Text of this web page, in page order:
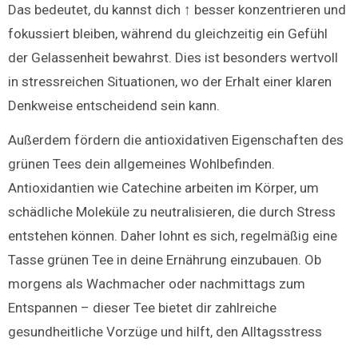
Das bedeutet, du kannst dich ↑ besser konzentrieren und
fokussiert bleiben, während du gleichzeitig ein Gefühl
der Gelassenheit bewahrst. Dies ist besonders wertvoll
in stressreichen Situationen, wo der Erhalt einer klaren
Denkweise entscheidend sein kann.
Außerdem fördern die antioxidativen Eigenschaften des
grünen Tees dein allgemeines Wohlbefinden.
Antioxidantien wie Catechine arbeiten im Körper, um
schädliche Moleküle zu neutralisieren, die durch Stress
entstehen können. Daher lohnt es sich, regelmäßig eine
Tasse grünen Tee in deine Ernährung einzubauen. Ob
morgens als Wachmacher oder nachmittags zum
Entspannen – dieser Tee bietet dir zahlreiche
gesundheitliche Vorzüge und hilft, den Alltagsstress